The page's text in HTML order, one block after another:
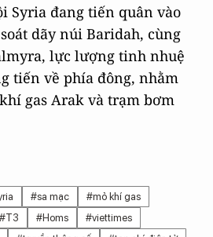
Syria đang tiến quân vào
dãy núi Baridah, cùng
lực lượng tinh nhuệ
tiến về phía đông, nhằm
gas Arak và trạm bơm
#sa mạc
#mỏ khí gas
#T3 #Homs
#viettimes